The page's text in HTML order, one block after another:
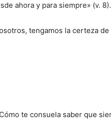
ahora y para siempre» (v. 8).
tengamos la certeza de
te consuela saber que